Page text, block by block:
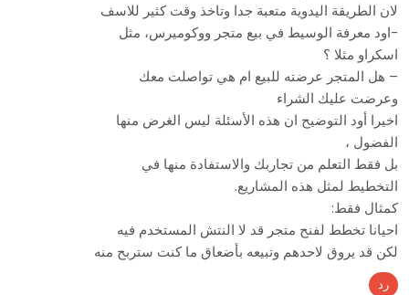
لان الطريقة اليدوية متعبة جدا وتاخذ وقت كثير للاسف
-اود معرفة الوسيط في بيع متجر ووكوميرس، مثل
اسكراو مثلا ؟
– هل المتجر عرضته للبيع ام هي تواصلت معك
وعرضت عليك الشراء
اخيرا أود التوضيح ان هذه الأسئلة ليس الغرض منها
الفضول ،
بل فقط التعلم من تجاربك والاستفادة منها في
التخطيط لمثل هذه المشاريع.
كمثال فقط:
احيانا تخطط لفنح متجر قد لا النتش المستخدم فيه
لكن قد يروق لاحدهم وتبيعه بأضعاق ما كنت ستربح منه
رد